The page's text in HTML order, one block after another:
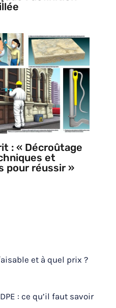
: « Décroûtage
et
pour réussir »
et à quel prix ?
: ce qu’il faut savoir